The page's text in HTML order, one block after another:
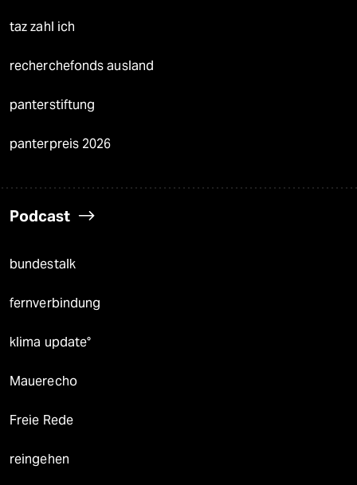
taz zahl ich
recherchefonds ausland
panterstiftung
panterpreis 2026
Podcast
bundestalk
fernverbindung
klima update°
Mauerecho
Freie Rede
reingehen